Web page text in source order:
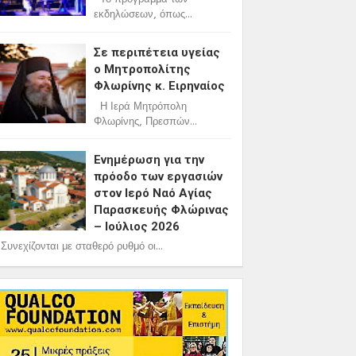
εκδηλώσεων, όπως...
Σε περιπέτεια υγείας
ο Μητροπολίτης
Φλωρίνης κ. Ειρηναίος
Η Ιερά Μητρόπολη
Φλωρίνης, Πρεσπών...
Ενημέρωση για την
πρόοδο των εργασιών
στον Ιερό Ναό Αγίας
Παρασκευής Φλώρινας
– Ιούλιος 2026
με σταθερό ρυθμό οι...